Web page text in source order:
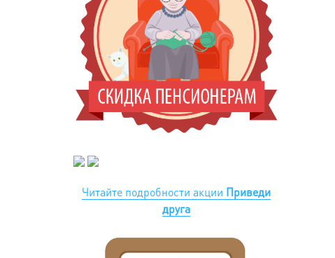
Читайте подробности акции Приведи
друга